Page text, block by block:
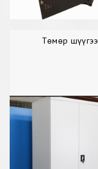
Төмөр шүүгээ